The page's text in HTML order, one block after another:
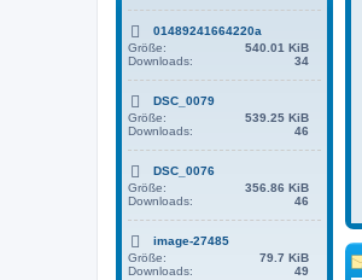
01489241664220a
Größe:
540.01 KiB
Downloads:
34
DSC_0079
Größe:
539.25 KiB
Downloads:
46
DSC_0076
Größe:
356.86 KiB
Downloads:
46
image-27485
Größe:
79.7 KiB
Downloads:
49